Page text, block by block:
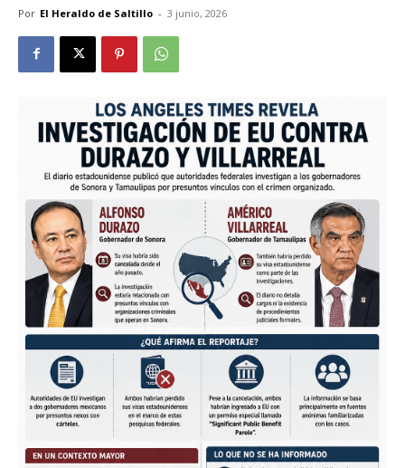
Por El Heraldo de Saltillo - 3 junio, 2026